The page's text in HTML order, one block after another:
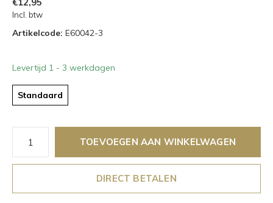
Incl. btw
Artikelcode: E60042-3
Levertijd 1 - 3 werkdagen
Standaard
TOEVOEGEN AAN WINKELWAGEN
DIRECT BETALEN